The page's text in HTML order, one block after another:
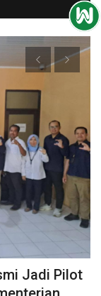
Jadi Pilot